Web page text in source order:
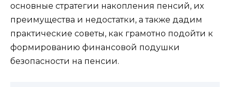
основные стратегии накопления пенсий, их
преимущества и недостатки, а также дадим
практические советы, как грамотно подойти к
формированию финансовой подушки
безопасности на пенсии.